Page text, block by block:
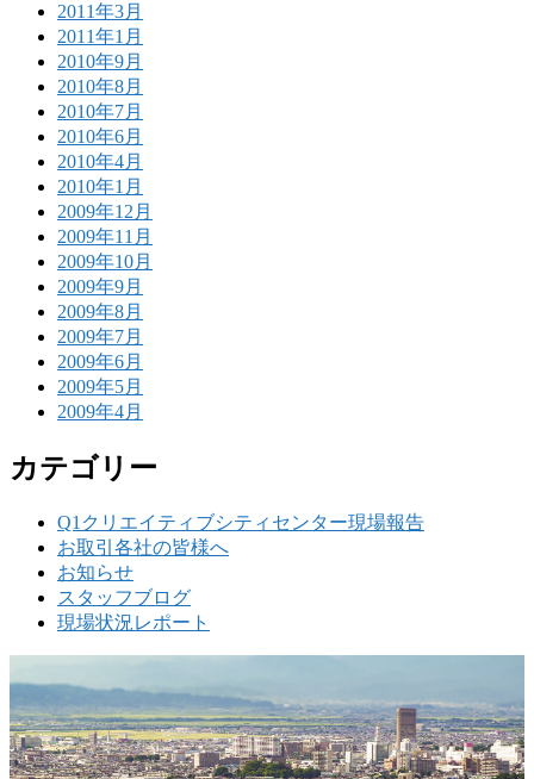
2011年3月
2011年1月
2010年9月
2010年8月
2010年7月
2010年6月
2010年4月
2010年1月
2009年12月
2009年11月
2009年10月
2009年9月
2009年8月
2009年7月
2009年6月
2009年5月
2009年4月
カテゴリー
Q1クリエイティブシティセンター現場報告
お取引各社の皆様へ
お知らせ
スタッフブログ
現場状況レポート